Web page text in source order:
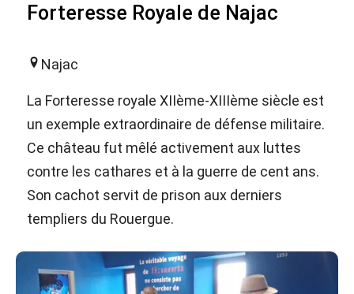
Forteresse Royale de Najac
Najac
La Forteresse royale XIIème-XIIIème siècle est
un exemple extraordinaire de défense militaire.
Ce château fut mêlé activement aux luttes
contre les cathares et à la guerre de cent ans.
Son cachot servit de prison aux derniers
templiers du Rouergue.